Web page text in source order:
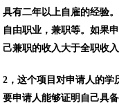
具有二年以上自雇的经验
自由职业，兼职等。如果
己兼职的收入大于全职收入
2，这个项目对申请人的学
要申请人能够证明自己具